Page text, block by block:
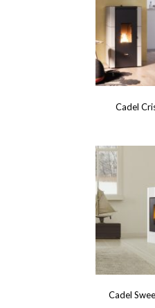
Cadel
Cadel